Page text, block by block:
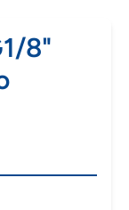
8"